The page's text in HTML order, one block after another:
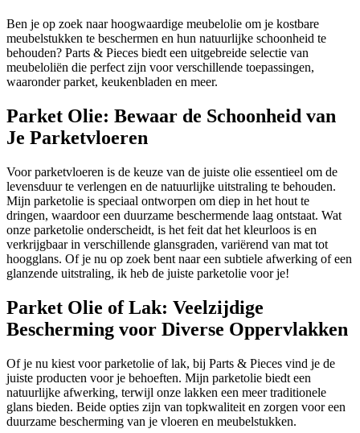
Ben je op zoek naar hoogwaardige meubelolie om je kostbare
meubelstukken te beschermen en hun natuurlijke schoonheid te
behouden? Parts & Pieces biedt een uitgebreide selectie van
meubeloliën die perfect zijn voor verschillende toepassingen,
waaronder parket, keukenbladen en meer.
Parket Olie: Bewaar de Schoonheid van
Je Parketvloeren
Voor parketvloeren is de keuze van de juiste olie essentieel om de
levensduur te verlengen en de natuurlijke uitstraling te behouden.
Mijn parketolie is speciaal ontworpen om diep in het hout te
dringen, waardoor een duurzame beschermende laag ontstaat. Wat
onze parketolie onderscheidt, is het feit dat het kleurloos is en
verkrijgbaar in verschillende glansgraden, variërend van mat tot
hoogglans. Of je nu op zoek bent naar een subtiele afwerking of een
glanzende uitstraling, ik heb de juiste parketolie voor je!
Parket Olie of Lak: Veelzijdige
Bescherming voor Diverse Oppervlakken
Of je nu kiest voor parketolie of lak, bij Parts & Pieces vind je de
juiste producten voor je behoeften. Mijn parketolie biedt een
natuurlijke afwerking, terwijl onze lakken een meer traditionele
glans bieden. Beide opties zijn van topkwaliteit en zorgen voor een
duurzame bescherming van je vloeren en meubelstukken.